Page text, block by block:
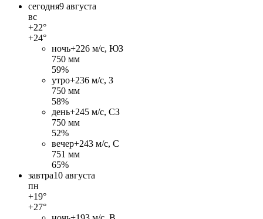
сегодня9 августа
вс
+22°
+24°
ночь+226 м/c, ЮЗ
750 мм
59%
утро+236 м/c, З
750 мм
58%
день+245 м/c, СЗ
750 мм
52%
вечер+243 м/c, С
751 мм
65%
завтра10 августа
пн
+19°
+27°